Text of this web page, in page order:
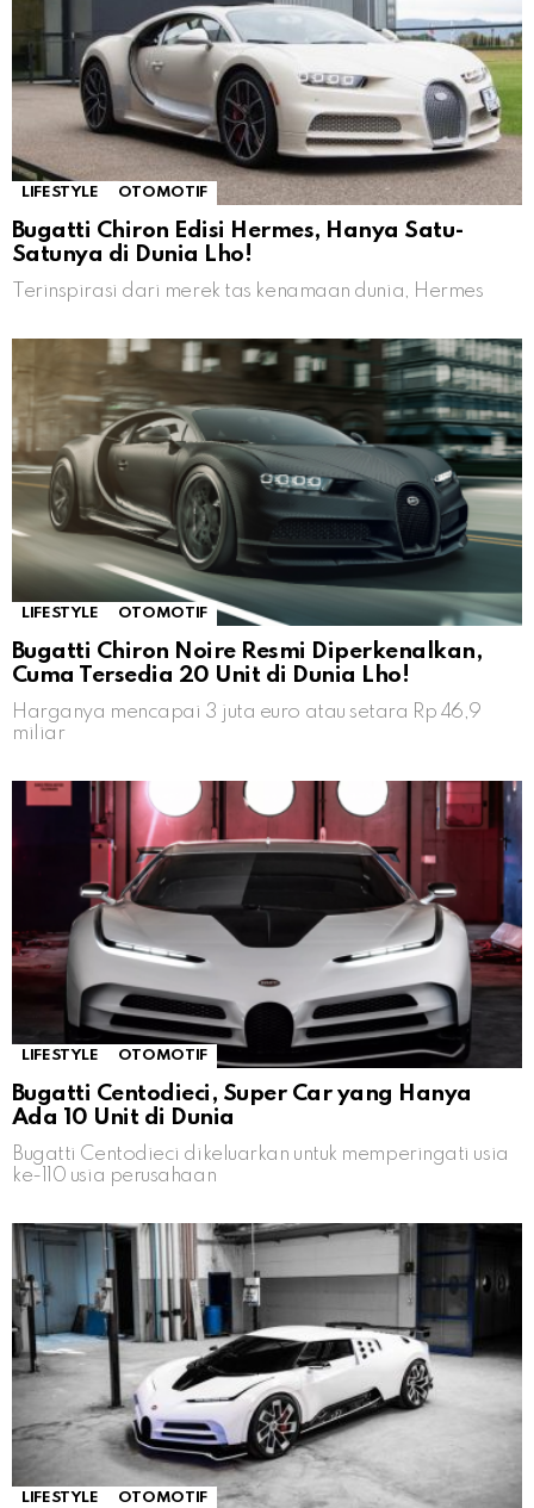
LIFESTYLE OTOMOTIF
Bugatti Chiron Edisi Hermes, Hanya Satu-
Satunya di Dunia Lho!
Terinspirasi dari merek tas kenamaan dunia, Hermes
LIFESTYLE OTOMOTIF
Bugatti Chiron Noire Resmi Diperkenalkan,
Cuma Tersedia 20 Unit di Dunia Lho!
Harganya mencapai 3 juta euro atau setara Rp 46,9
miliar
LIFESTYLE OTOMOTIF
Bugatti Centodieci, Super Car yang Hanya
Ada 10 Unit di Dunia
Bugatti Centodieci dikeluarkan untuk memperingati usia
ke-110 usia perusahaan
LIFESTYLE OTOMOTIF